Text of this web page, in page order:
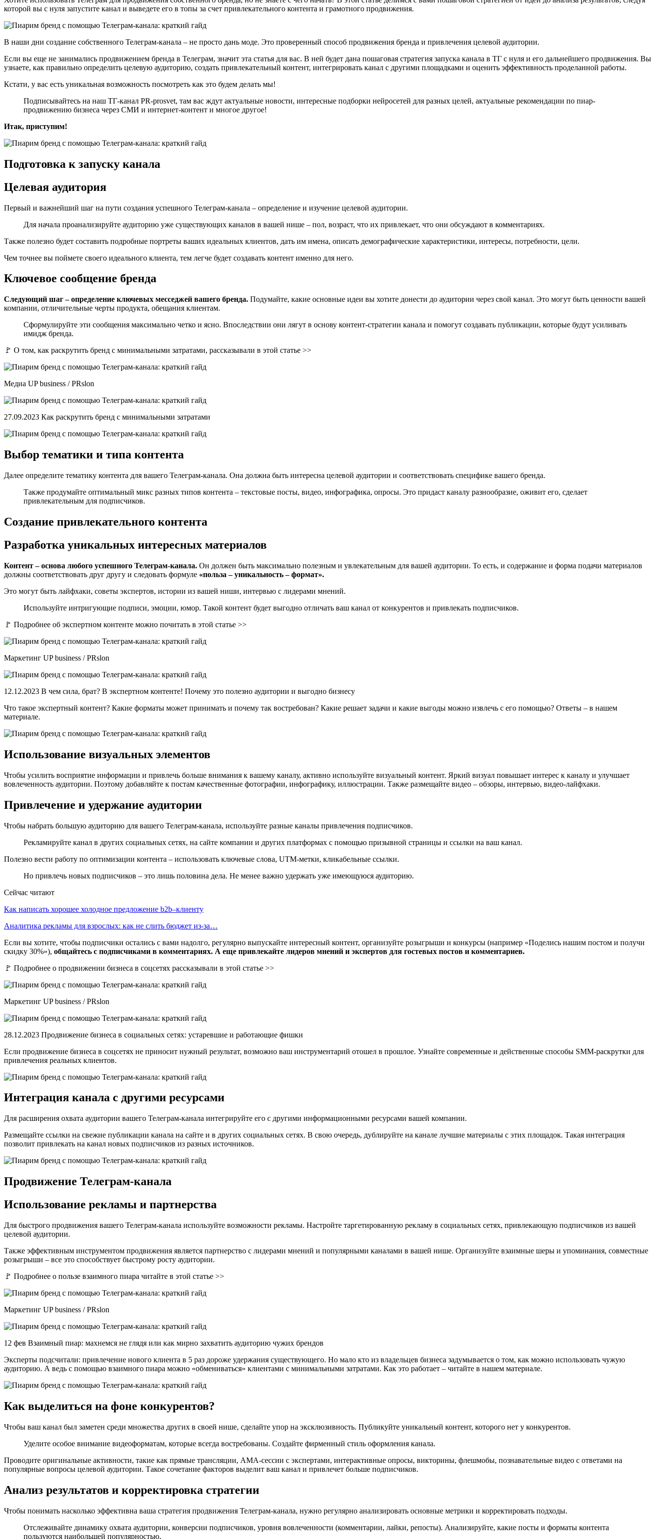
которой вы с нуля запустите канал и выведете его в топы за счет привлекательного контента и грамотного продвижения.
В наши дни создание собственного Телеграм-канала – не просто дань моде. Это проверенный способ продвижения бренда и привлечения целевой аудитории.
Если вы еще не занимались продвижением бренда в Телеграм, значит эта статья для вас. В ней будет дана пошаговая стратегия запуска канала в ТГ с нуля и его дальнейшего продвижения. Вы
узнаете, как правильно определить целевую аудиторию, создать привлекательный контент, интегрировать канал с другими площадками и оценить эффективность проделанной работы.
Кстати, у вас есть уникальная возможность посмотреть как это будем делать мы!
Подписывайтесь на наш ТГ-канал PR-prosvet, там вас ждут актуальные новости, интересные подборки нейросетей для разных целей, актуальные рекомендации по пиар-
продвижению бизнеса через СМИ и интернет-контент и многое другое!
Итак, приступим!
Подготовка к запуску канала
Целевая аудитория
Первый и важнейший шаг на пути создания успешного Телеграм-канала – определение и изучение целевой аудитории.
Для начала проанализируйте аудиторию уже существующих каналов в вашей нише – пол, возраст, что их привлекает, что они обсуждают в комментариях.
Также полезно будет составить подробные портреты ваших идеальных клиентов, дать им имена, описать демографические характеристики, интересы, потребности, цели.
Чем точнее вы поймете своего идеального клиента, тем легче будет создавать контент именно для него.
Ключевое сообщение бренда
Следующий шаг – определение ключевых месседжей вашего бренда. Подумайте, какие основные идеи вы хотите донести до аудитории через свой канал. Это могут быть ценности вашей
компании, отличительные черты продукта, обещания клиентам.
Сформулируйте эти сообщения максимально четко и ясно. Впоследствии они лягут в основу контент-стратегии канала и помогут создавать публикации, которые будут усиливать
имидж бренда.
🚩 О том, как раскрутить бренд с минимальными затратами, рассказывали в этой статье >>
Медиа UP business / PRslon
27.09.2023 Как раскрутить бренд с минимальными затратами
Выбор тематики и типа контента
Далее определите тематику контента для вашего Телеграм-канала. Она должна быть интересна целевой аудитории и соответствовать специфике вашего бренда.
Также продумайте оптимальный микс разных типов контента – текстовые посты, видео, инфографика, опросы. Это придаст каналу разнообразие, оживит его, сделает
привлекательным для подписчиков.
Создание привлекательного контента
Разработка уникальных интересных материалов
Контент – основа любого успешного Телеграм-канала. Он должен быть максимально полезным и увлекательным для вашей аудитории. То есть, и содержание и форма подачи материалов
должны соответствовать друг другу и следовать формуле «польза – уникальность – формат».
Это могут быть лайфхаки, советы экспертов, истории из вашей ниши, интервью с лидерами мнений.
Используйте интригующие подписи, эмоции, юмор. Такой контент будет выгодно отличать ваш канал от конкурентов и привлекать подписчиков.
🚩 Подробнее об экспертном контенте можно почитать в этой статье >>
Маркетинг UP business / PRslon
12.12.2023 В чем сила, брат? В экспертном контенте! Почему это полезно аудитории и выгодно бизнесу
Что такое экспертный контент? Какие форматы может принимать и почему так востребован? Какие решает задачи и какие выгоды можно извлечь с его помощью? Ответы – в нашем
материале.
Использование визуальных элементов
Чтобы усилить восприятие информации и привлечь больше внимания к вашему каналу, активно используйте визуальный контент. Яркий визуал повышает интерес к каналу и улучшает
вовлеченность аудитории. Поэтому добавляйте к постам качественные фотографии, инфографику, иллюстрации. Также размещайте видео – обзоры, интервью, видео-лайфхаки.
Привлечение и удержание аудитории
Чтобы набрать большую аудиторию для вашего Телеграм-канала, используйте разные каналы привлечения подписчиков.
Рекламируйте канал в других социальных сетях, на сайте компании и других платформах с помощью призывной страницы и ссылки на ваш канал.
Полезно вести работу по оптимизации контента – использовать ключевые слова, UTM-метки, кликабельные ссылки.
Но привлечь новых подписчиков – это лишь половина дела. Не менее важно удержать уже имеющуюся аудиторию.
Сейчас читают
Как написать хорошее холодное предложение b2b–клиенту
Аналитика рекламы для взрослых: как не слить бюджет из-за…
Если вы хотите, чтобы подписчики остались с вами надолго, регулярно выпускайте интересный контент, организуйте розыгрыши и конкурсы (например «Поделись нашим постом и получи
скидку 30%»), общайтесь с подписчиками в комментариях. А еще привлекайте лидеров мнений и экспертов для гостевых постов и комментариев.
🚩 Подробнее о продвижении бизнеса в соцсетях рассказывали в этой статье >>
Маркетинг UP business / PRslon
28.12.2023 Продвижение бизнеса в социальных сетях: устаревшие и работающие фишки
Если продвижение бизнеса в соцсетях не приносит нужный результат, возможно ваш инструментарий отошел в прошлое. Узнайте современные и действенные способы SMM-раскрутки для
привлечения реальных клиентов.
Интеграция канала с другими ресурсами
Для расширения охвата аудитории вашего Телеграм-канала интегрируйте его с другими информационными ресурсами вашей компании.
Размещайте ссылки на свежие публикации канала на сайте и в других социальных сетях. В свою очередь, дублируйте на канале лучшие материалы с этих площадок. Такая интеграция
позволит привлекать на канал новых подписчиков из разных источников.
Продвижение Телеграм-канала
Использование рекламы и партнерства
Для быстрого продвижения вашего Телеграм-канала используйте возможности рекламы. Настройте таргетированную рекламу в социальных сетях, привлекающую подписчиков из вашей
целевой аудитории.
Также эффективным инструментом продвижения является партнерство с лидерами мнений и популярными каналами в вашей нише. Организуйте взаимные шеры и упоминания, совместные
розыгрыши – все это способствует быстрому росту аудитории.
🚩 Подробнее о пользе взаимного пиара читайте в этой статье >>
Маркетинг UP business / PRslon
12 фев Взаимный пиар: махнемся не глядя или как мирно захватить аудиторию чужих брендов
Эксперты подсчитали: привлечение нового клиента в 5 раз дороже удержания существующего. Но мало кто из владельцев бизнеса задумывается о том, как можно использовать чужую
аудиторию. А ведь с помощью взаимного пиара можно «обмениваться» клиентами с минимальными затратами. Как это работает – читайте в нашем материале.
Как выделиться на фоне конкурентов?
Чтобы ваш канал был заметен среди множества других в своей нише, сделайте упор на эксклюзивность. Публикуйте уникальный контент, которого нет у конкурентов.
Уделите особое внимание видеоформатам, которые всегда востребованы. Создайте фирменный стиль оформления канала.
Проводите оригинальные активности, такие как прямые трансляции, AMA-сессии с экспертами, интерактивные опросы, викторины, флешмобы, познавательные видео с ответами на
популярные вопросы целевой аудитории. Такое сочетание факторов выделит ваш канал и привлечет больше подписчиков.
Анализ результатов и корректировка стратегии
Чтобы понимать насколько эффективна ваша стратегия продвижения Телеграм-канала, нужно регулярно анализировать основные метрики и корректировать подходы.
Отслеживайте динамику охвата аудитории, конверсии подписчиков, уровня вовлеченности (комментарии, лайки, репосты). Анализируйте, какие посты и форматы контента
пользуются наибольшей популярностью.